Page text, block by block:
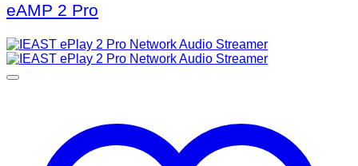
eAMP 2 Pro